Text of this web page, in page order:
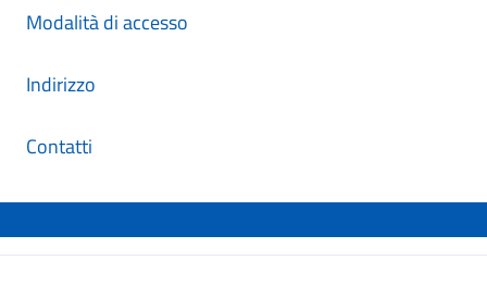
Modalità di accesso
Indirizzo
Contatti